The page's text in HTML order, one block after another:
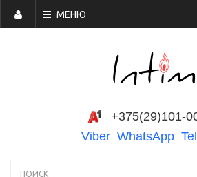
МЕНЮ
+375(29)101-
Viber WhatsApp